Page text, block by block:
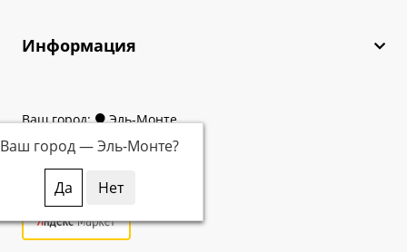
Информация
Ваш город: Эль-Монте
Ваш город —Эль-Монте?